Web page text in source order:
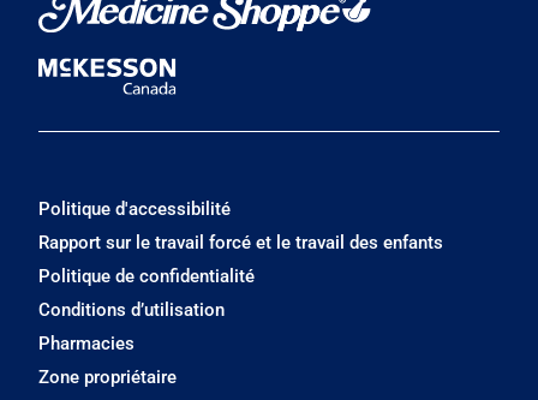
Politique d'accessibilité
Rapport sur le travail forcé et le travail des enfants
Politique de confidentialité
Conditions d’utilisation
Pharmacies
Zone propriétaire